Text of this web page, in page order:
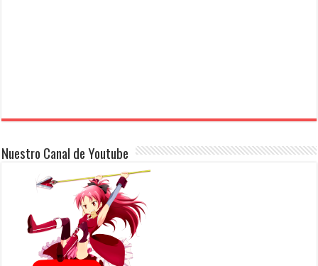
Nuestro Canal de Youtube